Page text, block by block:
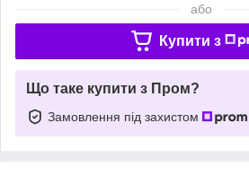
або
Купити з
Що таке купити з Пром?
Замовлення під захистом